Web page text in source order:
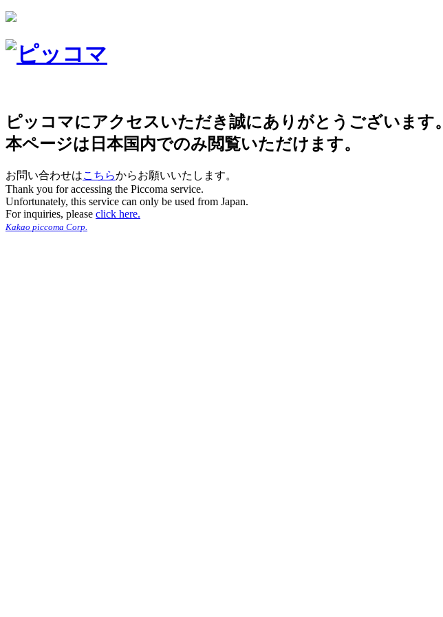
ピッコマにアクセスいただき誠にありがとうございます。
本ページは日本国内でのみ閲覧いただけます。
お問い合わせはこちらからお願いいたします。
Thank you for accessing the Piccoma service.
Unfortunately, this service can only be used from Japan.
For inquiries, please click here.
Kakao piccoma Corp.